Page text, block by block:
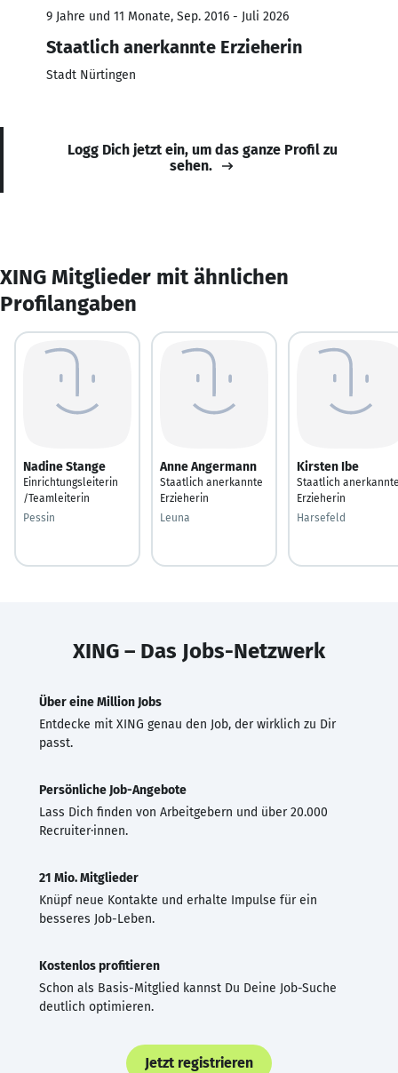
9 Jahre und 11 Monate, Sep. 2016 - Juli 2026
Staatlich anerkannte Erzieherin
Stadt Nürtingen
Logg Dich jetzt ein, um das ganze Profil zu
sehen.
XING Mitglieder mit ähnlichen
Profilangaben
Nadine Stange
Einrichtungsleiterin
/Teamleiterin
Pessin
Anne Angermann
Staatlich anerkannte
Erzieherin
Leuna
Kirsten Ibe
Staatlich
Erzieherin
Harsefeld
XING – Das Jobs-Netzwerk
Über eine Million Jobs
Entdecke mit XING genau den Job, der wirklich zu Dir
passt.
Persönliche Job-Angebote
Lass Dich finden von Arbeitgebern und über 20.000
Recruiter·innen.
21 Mio. Mitglieder
Knüpf neue Kontakte und erhalte Impulse für ein
besseres Job-Leben.
Kostenlos profitieren
Schon als Basis-Mitglied kannst Du Deine Job-Suche
deutlich optimieren.
Jetzt registrieren